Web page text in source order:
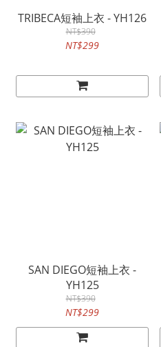
TRIBECA短袖上衣 - YH126
NT$390
NT$299
SAN DIEGO短袖上衣 -
YH125
NT$390
NT$299